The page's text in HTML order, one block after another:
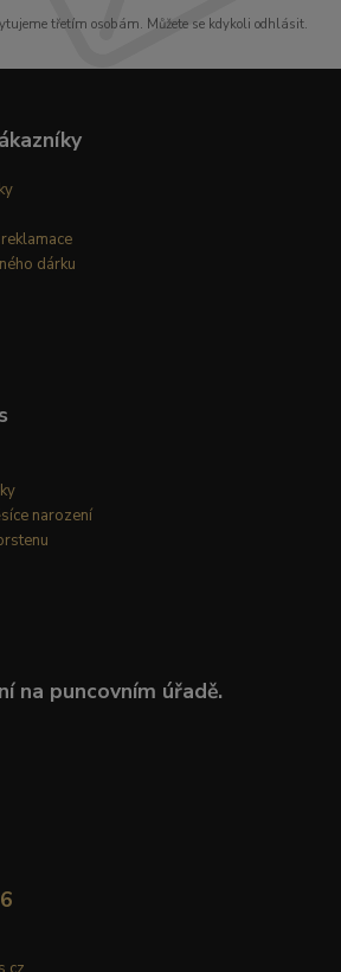
třetím osobám. Můžete se kdykoli odhlásit.
dárku
narození
na puncovním úřadě.